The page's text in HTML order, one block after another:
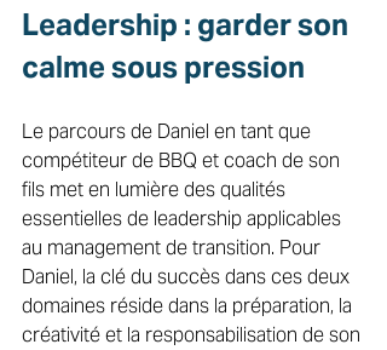
Leadership : garder son
calme sous pression
Le parcours de Daniel en tant que
compétiteur de BBQ et coach de son
fils met en lumière des qualités
essentielles de leadership applicables
au management de transition. Pour
Daniel, la clé du succès dans ces deux
domaines réside dans la préparation, la
créativité et la responsabilisation de son